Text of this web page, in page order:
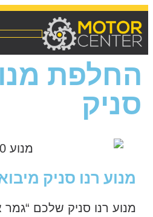
החלפת
סניק
מנוע רנו סניק
מנוע רנו סניק שלכם “גמר